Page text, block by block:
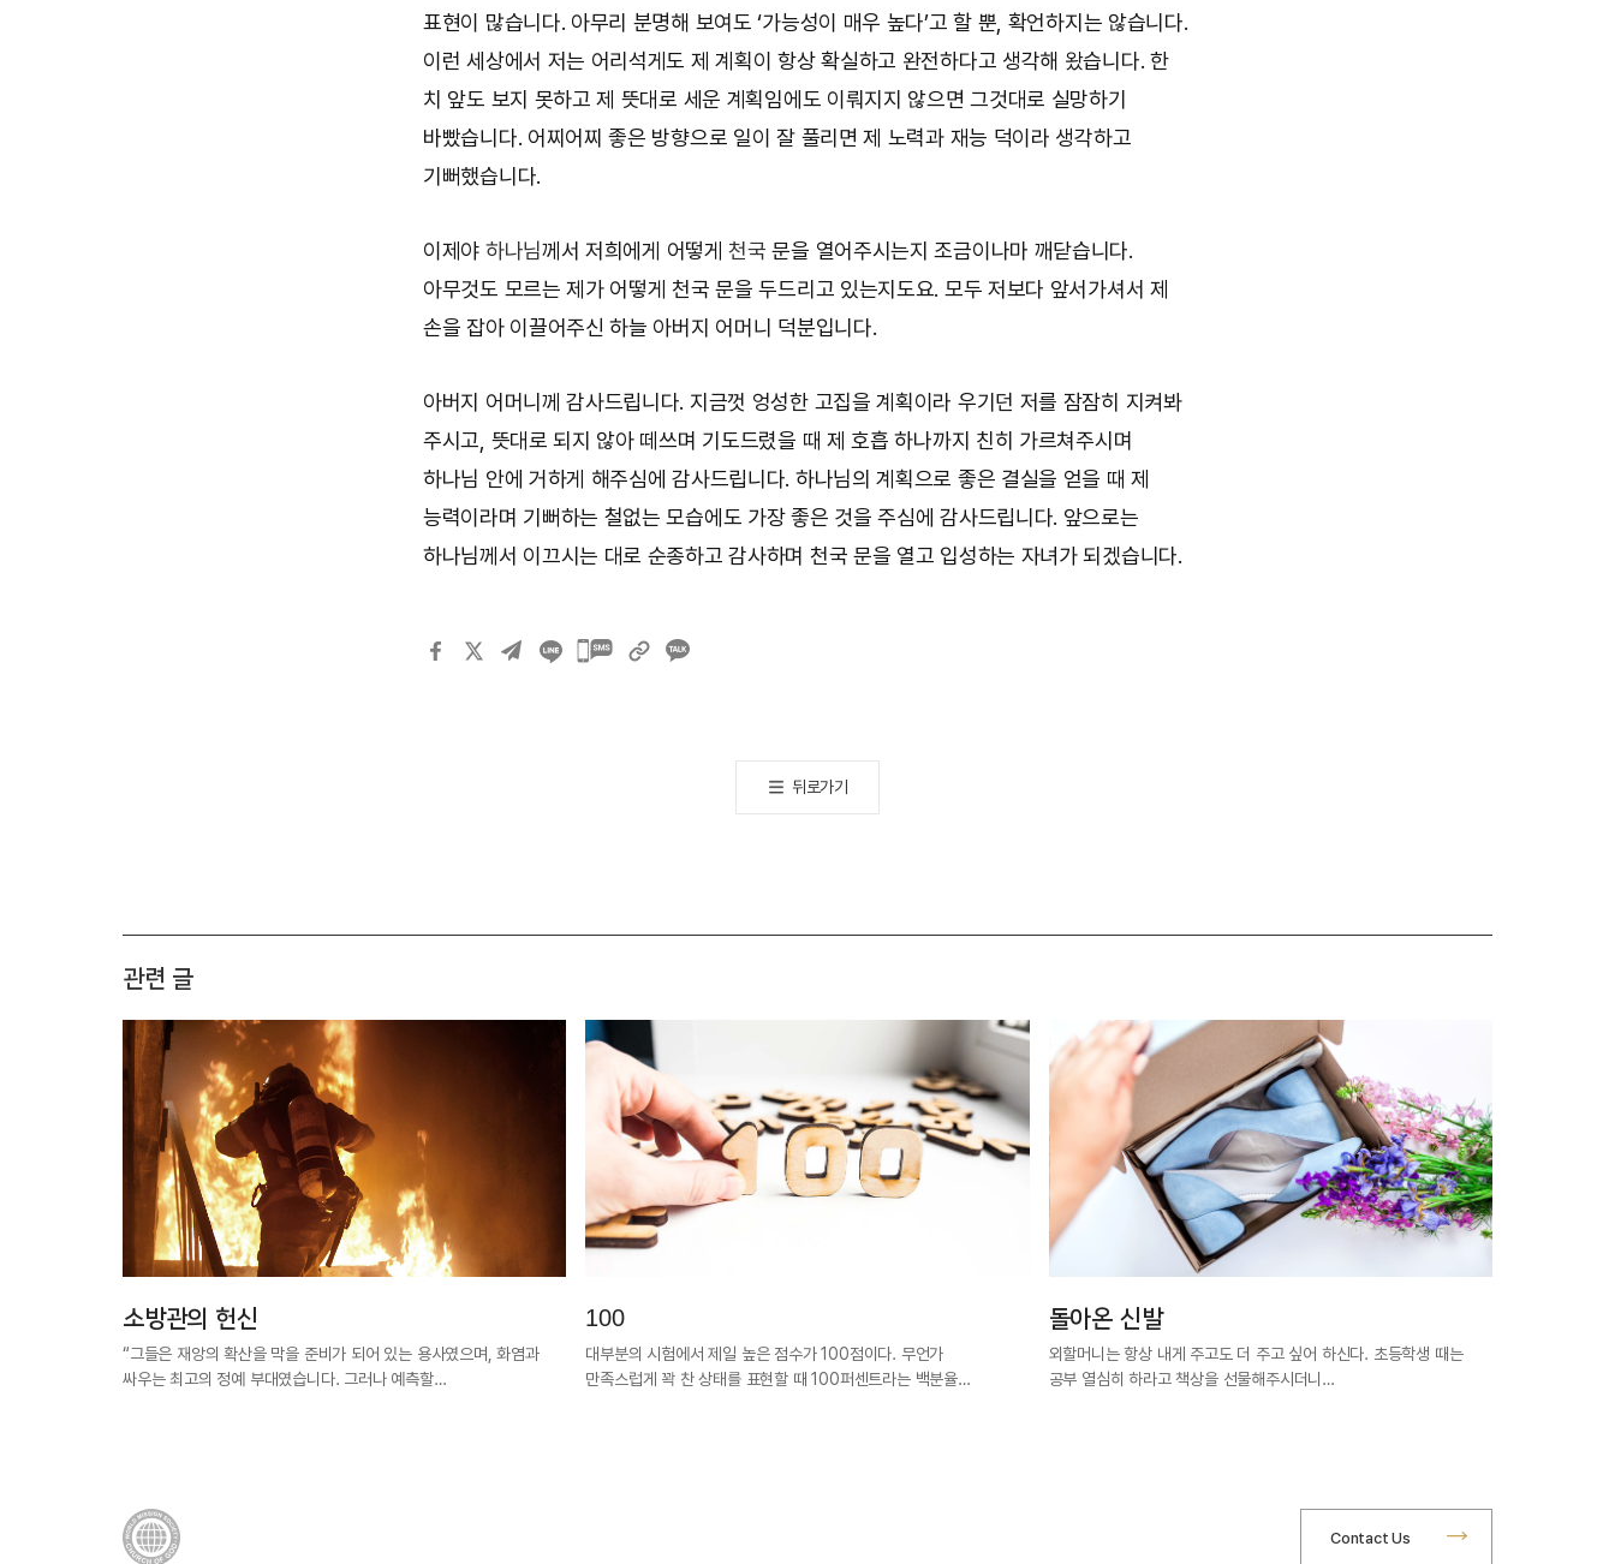
표현이 많습니다. 아무리 분명해 보여도 ‘가능성이 매우 높다’고 할 뿐, 확언하지는 않습니다.
이런 세상에서 저는 어리석게도 제 계획이 항상 확실하고 완전하다고 생각해 왔습니다. 한
치 앞도 보지 못하고 제 뜻대로 세운 계획임에도 이뤄지지 않으면 그것대로 실망하기
바빴습니다. 어찌어찌 좋은 방향으로 일이 잘 풀리면 제 노력과 재능 덕이라 생각하고
기뻐했습니다.
이제야 하나님께서 저희에게 어떻게천국 문을 열어주시는지 조금이나마 깨닫습니다.
아무것도 모르는 제가 어떻게 천국 문을 두드리고 있는지도요. 모두 저보다 앞서가셔서 제
손을 잡아 이끌어주신 하늘 아버지 어머니 덕분입니다.
아버지 어머니께 감사드립니다. 지금껏 엉성한 고집을 계획이라 우기던 저를 잠잠히 지켜봐
주시고, 뜻대로 되지 않아 떼쓰며 기도드렸을 때 제 호흡 하나까지 친히 가르쳐주시며
하나님 안에 거하게 해주심에 감사드립니다. 하나님의 계획으로 좋은 결실을 얻을 때 제
능력이라며 기뻐하는 철없는 모습에도 가장 좋은 것을 주심에 감사드립니다. 앞으로는
하나님께서 이끄시는 대로 순종하고 감사하며 천국 문을 열고 입성하는 자녀가 되겠습니다.
카카오톡
뒤로가기
관련 글
소방관의 헌신
“그들은 재앙의 확산을 막을 준비가 되어 있는 용사였으며, 화염과
싸우는 최고의 정예 부대였습니다. 그러나 예측할…
100
대부분의 시험에서 제일 높은 점수가 100점이다. 무언가
만족스럽게 꽉 찬 상태를 표현할 때 100퍼센트라는 백분율…
돌아온 신발
외할머니는 항상 내게 주고도 더 주고 싶어 하신다. 초등학생 때는
공부 열심히 하라고 책상을 선물해주시더니…
Contact Us